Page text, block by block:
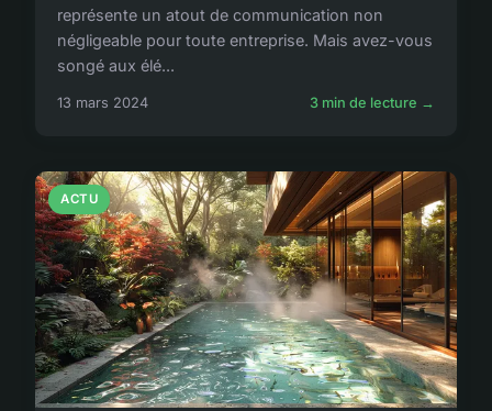
représente un atout de communication non
négligeable pour toute entreprise. Mais avez-vous
songé aux élé...
13 mars 2024 3 min de lecture →
ACTU